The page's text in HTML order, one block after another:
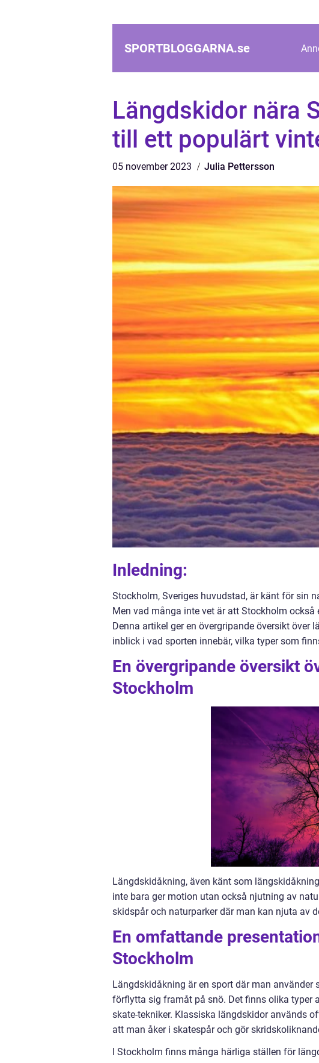
SPORTBLOGGARNA.se
Längdskidor nära
till ett populärt
05 november 2023 Julia Pettersson
Inledning:
Stockholm, Sveriges huvudstad, är känt för sin
Men vad många inte vet är att Stockholm
Denna artikel ger en övergripande översikt
inblick i vad sporten innebär, vilka typer som
En övergripande översikt
Stockholm
Längdskidåkning, även känt som
inte bara ger motion utan också njutning av
skidspår och naturparker där man kan njuta av
En omfattande
Stockholm
Längdskidåkning är en sport där man
förflytta sig framåt på snö. Det finns olika typer
skate-tekniker. Klassiska längdskidor används
att man åker i skatespår och gör
I Stockholm finns många härliga ställen för